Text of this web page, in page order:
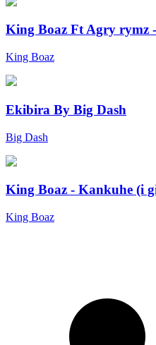
King Boaz Ft Agry rymz
King Boaz
Ekibira By Big Dash
Big Dash
King Boaz - Kankuhe (i
King Boaz